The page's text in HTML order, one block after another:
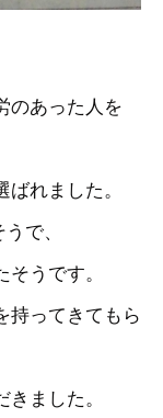
のあった人を
れました。
で、
うです。
持ってきてもら
ました。